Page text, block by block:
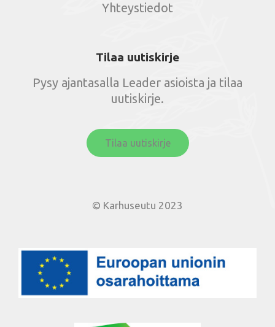
Yhteystiedot
Tilaa uutiskirje
Pysy ajantasalla Leader asioista ja tilaa
uutiskirje.
Tilaa uutiskirje
© Karhuseutu 2023